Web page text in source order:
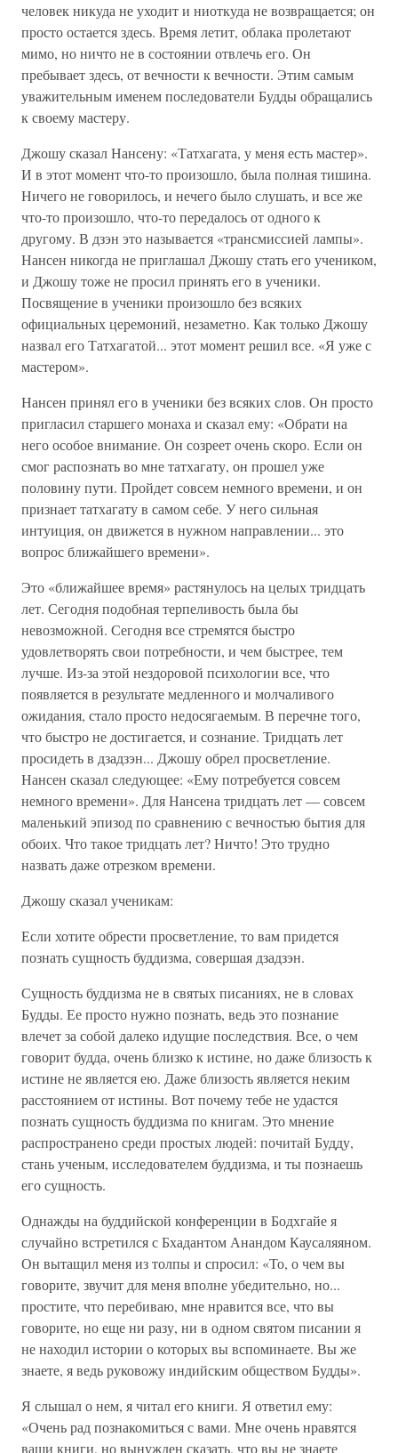
человек никуда не уходит и ниоткуда не возвращается; он
просто остается здесь. Время летит, облака пролетают
мимо, но ничто не в состоянии отвлечь его. Он
пребывает здесь, от вечности к вечности. Этим самым
уважительным именем последователи Будды обращались
к своему мастеру.
Джошу сказал Нансену: «Татхагата, у меня есть мастер».
И в этот момент что-то произошло, была полная тишина.
Ничего не говорилось, и нечего было слушать, и все же
что-то произошло, что-то передалось от одного к
другому. В дзэн это называется «трансмиссией лампы».
Нансен никогда не приглашал Джошу стать его учеником,
и Джошу тоже не просил принять его в ученики.
Посвящение в ученики произошло без всяких
официальных церемоний, незаметно. Как только Джошу
назвал его Татхагатой... этот момент решил все. «Я уже с
мастером».
Нансен принял его в ученики без всяких слов. Он просто
пригласил старшего монаха и сказал ему: «Обрати на
него особое внимание. Он созреет очень скоро. Если он
смог распознать во мне татхагату, он прошел уже
половину пути. Пройдет совсем немного времени, и он
признает татхагату в самом себе. У него сильная
интуиция, он движется в нужном направлении... это
вопрос ближайшего времени».
Это «ближайшее время» растянулось на целых тридцать
лет. Сегодня подобная терпеливость была бы
невозможной. Сегодня все стремятся быстро
удовлетворять свои потребности, и чем быстрее, тем
лучше. Из-за этой нездоровой психологии все, что
появляется в результате медленного и молчаливого
ожидания, стало просто недосягаемым. В перечне того,
что быстро не достигается, и сознание. Тридцать лет
просидеть в дзадзэн... Джошу обрел просветление.
Нансен сказал следующее: «Ему потребуется совсем
немного времени». Для Нансена тридцать лет — совсем
маленький эпизод по сравнению с вечностью бытия для
обоих. Что такое тридцать лет? Ничто! Это трудно
назвать даже отрезком времени.
Джошу сказал ученикам:
Если хотите обрести просветление, то вам придется
познать сущность буддизма, совершая дзадзэн.
Сущность буддизма не в святых писаниях, не в словах
Будды. Ее просто нужно познать, ведь это познание
влечет за собой далеко идущие последствия. Все, о чем
говорит будда, очень близко к истине, но даже близость к
истине не является ею. Даже близость является неким
расстоянием от истины. Вот почему тебе не удастся
познать сущность буддизма по книгам. Это мнение
распространено среди простых людей: почитай Будду,
стань ученым, исследователем буддизма, и ты познаешь
его сущность.
Однажды на буддийской конференции в Бодхгайе я
случайно встретился с Бхадантом Анандом Каусаляяном.
Он вытащил меня из толпы и спросил: «То, о чем вы
говорите, звучит для меня вполне убедительно, но...
простите, что перебиваю, мне нравится все, что вы
говорите, но еще ни разу, ни в одном святом писании я
не находил истории о которых вы вспоминаете. Вы же
знаете, я ведь руковожу индийским обществом Будды».
Я слышал о нем, я читал его книги. Я ответил ему:
«Очень рад познакомиться с вами. Мне очень нравятся
ваши книги, но вынужден сказать, что вы не знаете